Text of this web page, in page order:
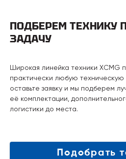
ПОДБЕРЕМ ТЕХНИКУ
ЗАДАЧУ
Широкая линейка техники XCMG
практически любую техническую
оставьте заявку и мы подберем
её комплектации,
логистики до места.
Подобрать